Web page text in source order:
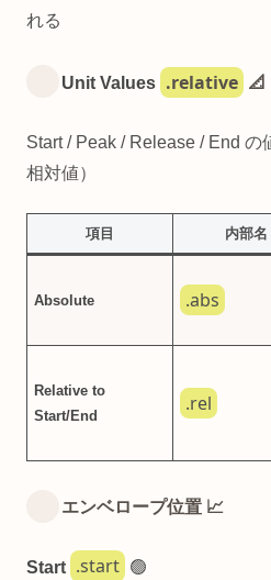
れる
Unit Values .relative 📐
Start / Peak / Release / End の
相対値）
項目 内部名
Absolute .abs
Relative to
Start/End
.rel
エンベロープ位置 📈
Start .start
🟢